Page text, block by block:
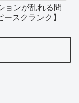
ョンが乱れる問
スクランク】